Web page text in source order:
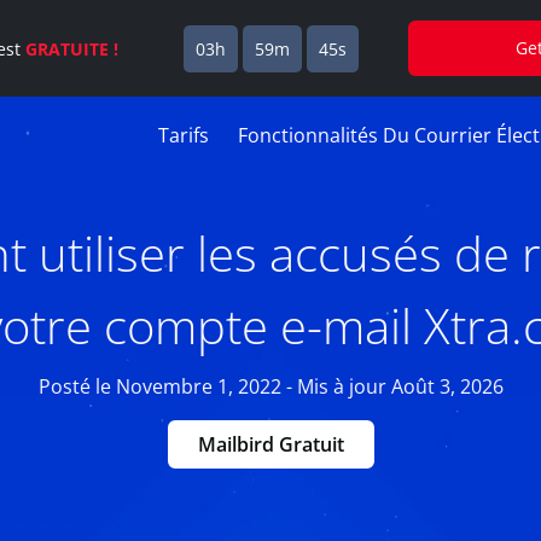
Tarifs Fonctionnalités Du Courrier
utiliser les accusés de
compte e-mail
Posté le Novembre 1, 2022 - Mis à jour Août 3, 2026
Mailbird Gratuit
GRATUITE ! 03h 59m 44s